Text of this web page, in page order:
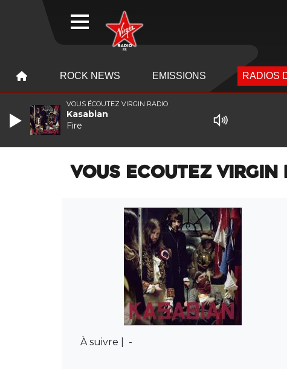
ROCK NEWS EMISSIONS RADIOS
VOUS ECOUTEZ VIRGIN
À suivre | -
VOUS ÉCOUTEZ VIRGIN RADIO
Kasabian
Fire
WEBRADIO